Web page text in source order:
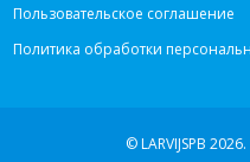
Пользовательское соглашение
Политика обработки
© LARVIJSPB 2026.